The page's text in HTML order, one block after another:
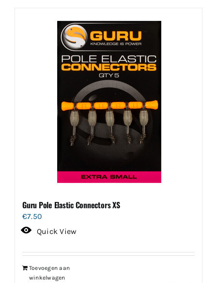
Guru Pole Elastic Connectors XS
€7.50
Quick View
Toevoegen aan
winkelwagen